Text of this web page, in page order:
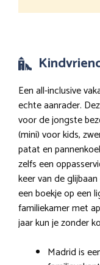
Een all-inclusive
echte aanrader.
voor de jongste
(mini) voor kids,
patat en
zelfs een
keer van de
een boekje op een
familiekamer met
jaar kun je zonder
Madrid is